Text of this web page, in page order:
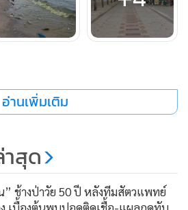
ติที่ทำให้น้ำทะเลเปลี่ยนเป็นสีเขียว อีก
บนี้จะเกิดแบบนานๆ ครั้ง แต่ในครั้งนี้
ระเทศไทยทำให้ฝนตกติดต่อกันหลาย
ม้นรั่วนั้นขณะนี้ยังไม่เห็นว่ามีคราบ
เลบางแสนแต่อย่างใดโดยเชื่อว่าหน่วย
วบคุมเอาไว้ได้หมดแล้ว" ชาวบ้านใน
อ่านเพิ่มเติม
สุด
ช้างป่าวัย 50 ปี หลังทีมสัตวแพทย์